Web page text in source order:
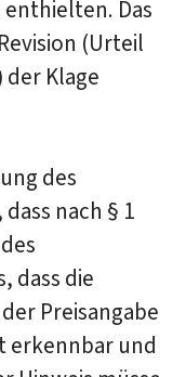
Das
(Urteil
der Klage
des
nach § 1
dass die
Preisangabe
erkennbar und